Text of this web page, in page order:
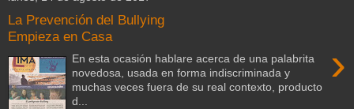
La Prevención del Bullying
Empieza en Casa
›
En esta ocasión hablare acerca de una palabrita
novedosa, usada en forma indiscriminada y
muchas veces fuera de su real contexto, producto
d...